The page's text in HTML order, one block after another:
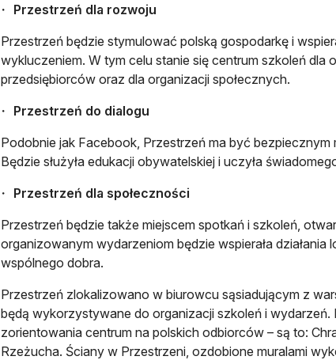
Przestrzeń dla rozwoju
Przestrzeń będzie stymulować polską gospodarkę i
wykluczeniem. W tym celu stanie się centrum szkoleń dla
przedsiębiorców oraz dla organizacji społecznych.
Przestrzeń do dialogu
Podobnie jak Facebook, Przestrzeń ma być
Będzie służyła edukacji obywatelskiej i uczyła
Przestrzeń dla społeczności
Przestrzeń będzie także miejscem spotkań i szkoleń,
organizowanym wydarzeniom będzie wspierała
wspólnego dobra.
Przestrzeń zlokalizowano w biurowcu sąsiadującym z
będą wykorzystywane do organizacji szkoleń i
zorientowania centrum na polskich odbiorców – są to:
Rzeżucha. Ściany w Przestrzeni, ozdobione muralami